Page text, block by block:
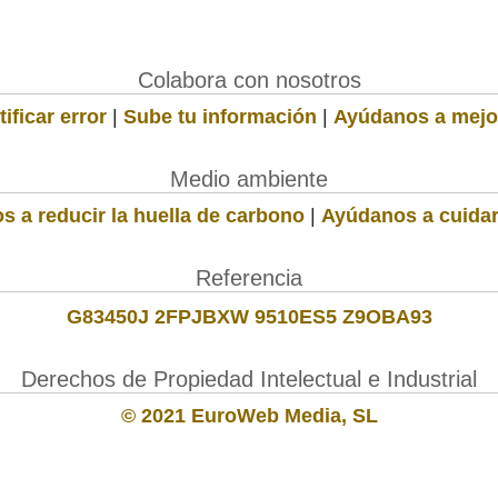
Colabora con nosotros
error | Sube tu información | Ayúdanos a
Medio ambiente
a reducir la huella de carbono | Ayúdanos a
Referencia
G83450J 2FPJBXW 9510ES5 Z9OBA93
Derechos de Propiedad Intelectual e Industrial
© 2021 EuroWeb Media, SL